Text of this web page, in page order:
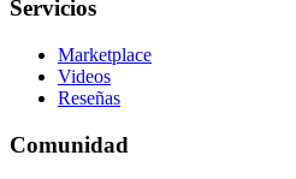
Servicios
Marketplace
Videos
Reseñas
Comunidad